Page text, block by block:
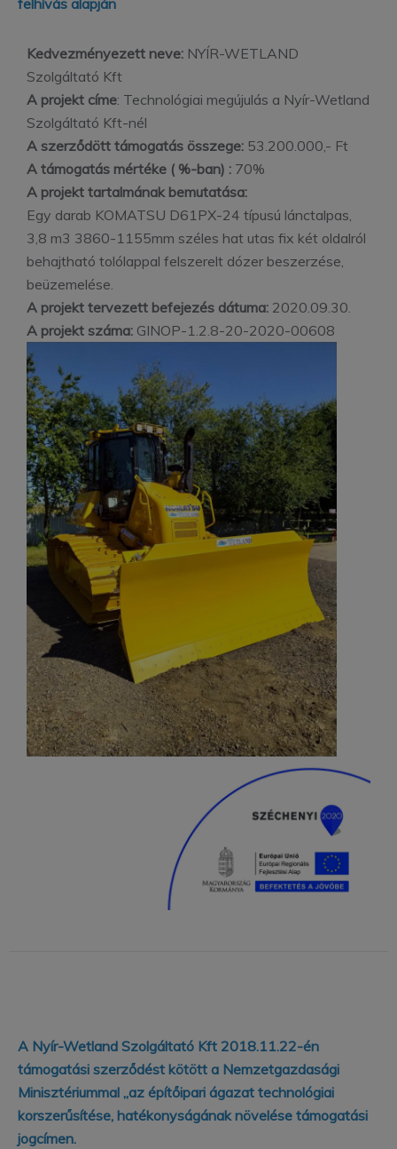
felhívás alapján
Kedvezményezett neve: NYÍR-WETLAND
Szolgáltató Kft
A projekt címe: Technológiai megújulás a Nyír-Wetland
Szolgáltató Kft-nél
A szerződött támogatás összege: 53.200.000,- Ft
A támogatás mértéke ( %-ban) : 70%
A projekt tartalmának bemutatása:
Egy darab KOMATSU D61PX-24 típusú lánctalpas,
3,8 m3 3860-1155mm széles hat utas fix két oldalról
behajtható tolólappal felszerelt dózer beszerzése,
beüzemelése.
A projekt tervezett befejezés dátuma: 2020.09.30.
A projekt száma: GINOP-1.2.8-20-2020-00608
A Nyír-Wetland Szolgáltató Kft 2018.11.22-én
támogatási szerződést kötött a Nemzetgazdasági
Minisztériummal „az építőipari ágazat technológiai
korszerűsítése, hatékonyságának növelése támogatási
jogcímen.